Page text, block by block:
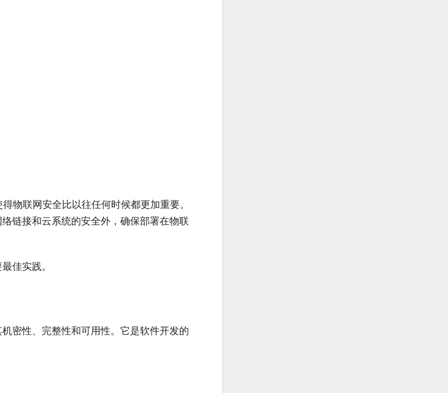
物联网安全比以往任何时候都更加重要。
链接和云系统的安全外，确保部署在物联
佳实践。
密性、完整性和可用性。它是软件开发的